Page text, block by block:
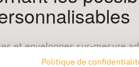
et enveloppes sur-mesure
Politique de